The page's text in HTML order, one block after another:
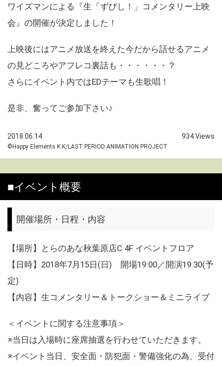
ワイズマンによる『生「ずびし！」コメンタリー上映
会』の開催が決定しました！
上映後にはアニメ放送を終えた今だから話せるアニメ
の見どころやアフレコ裏話も・・・・・・？
さらにイベント内ではEDテーマも生歌唱！
是非、奮ってご参加下さい♪
2018.06.14 934 Views
©Happy Elements K.K/LAST PERIOD ANIMATION PROJECT
■イベント概要
開催場所・日程・内容
【場所】とらのあな秋葉原店C 4F イベントフロア
【日時】2018年7月15日(日) 開場19:00／開演19:30(予
定)
【内容】生コメンタリー＆トークショー＆ミニライブ
＜イベントに関する注意事項＞
※当日は入場時に座席抽選を行わせていただきます。
※イベント当日、安全面・防犯面・警備強化の為、受付